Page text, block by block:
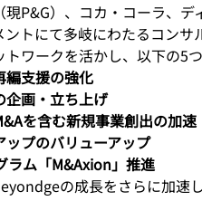
P&G）、コカ・コーラ、
トにて多岐にわたるコンサ
ワークを活かし、以下の5
編支援の強化
企画・立ち上げ
を含む新規事業創出の加速
プのバリューアップ
ラム「M&Axion」推進
の成長をさらに加速し